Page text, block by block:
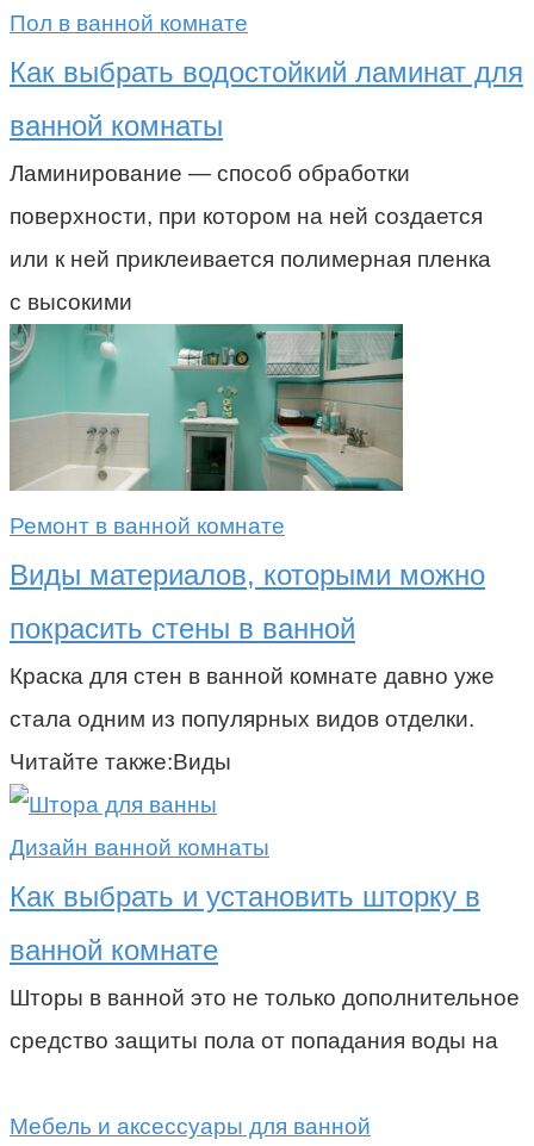
Пол в ванной комнате
Как выбрать водостойкий ламинат для
ванной комнаты
Ламинирование — способ обработки
поверхности, при котором на ней создается
или к ней приклеивается полимерная пленка
с высокими
Ремонт в ванной комнате
Виды материалов, которыми можно
покрасить стены в ванной
Краска для стен в ванной комнате давно уже
стала одним из популярных видов отделки.
Читайте также:Виды
Дизайн ванной комнаты
Как выбрать и установить шторку в
ванной комнате
Шторы в ванной это не только дополнительное
средство защиты пола от попадания воды на
Мебель и аксессуары для ванной